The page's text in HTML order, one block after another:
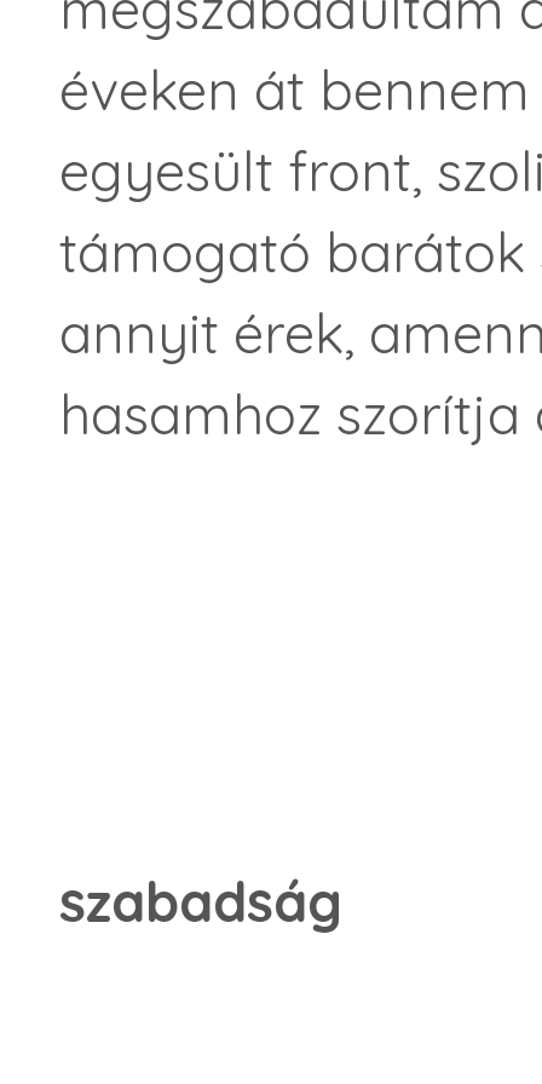
éveken át
egyesült front,
támogató barátok
annyit érek,
hasamhoz szorítja
szabadság